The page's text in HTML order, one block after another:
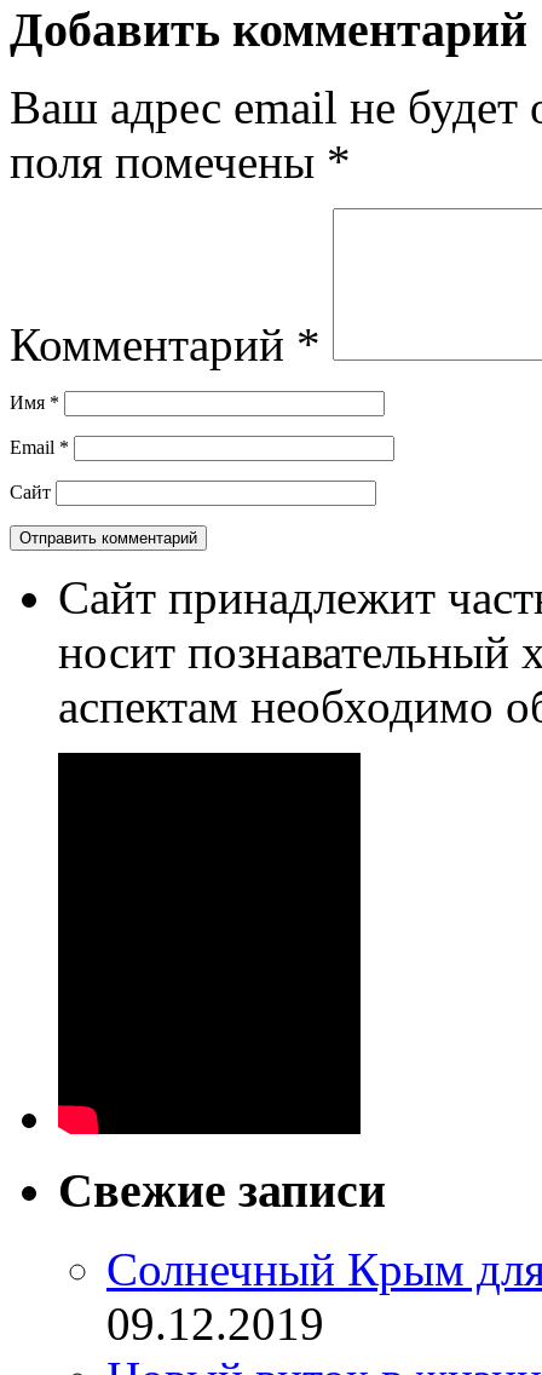
Добавить комментарий
Ваш адрес email не будет
поля помечены *
Комментарий *
Имя *
Email *
Сайт
Сайт принадлежит
носит познавательный
аспектам необходимо
Свежие записи
Солнечный Крым
09.12.2019